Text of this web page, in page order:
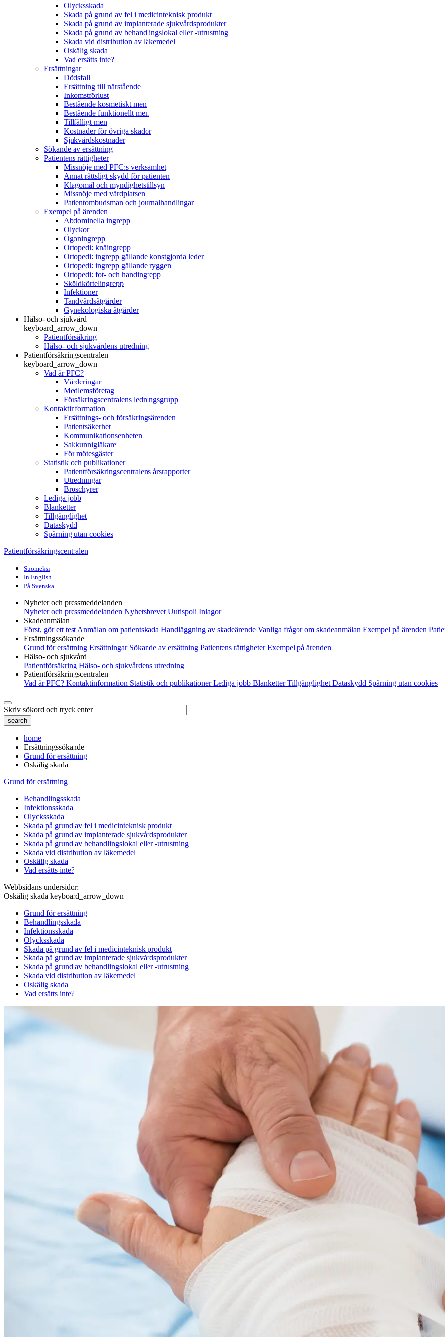
Olycksskada
Skada på grund av fel i medicinteknisk produkt
Skada på grund av implanterade sjukvårdsprodukter
Skada på grund av behandlingslokal eller -utrustning
Skada vid distribution av läkemedel
Oskälig skada
Vad ersätts inte?
Ersättningar
Dödsfall
Ersättning till närstående
Inkomstförlust
Bestående kosmetiskt men
Bestående funktionellt men
Tillfälligt men
Kostnader för övriga skador
Sjukvårdskostnader
Sökande av ersättning
Patientens rättigheter
Missnöje med PFC:s verksamhet
Annat rättsligt skydd för patienten
Klagomål och myndighetstillsyn
Missnöje med vårdplatsen
Patientombudsman och journalhandlingar
Exempel på ärenden
Abdominella ingrepp
Olyckor
Ögoningrepp
Ortopedi: knäingrepp
Ortopedi: ingrepp gällande konstgjorda leder
Ortopedi: ingrepp gällande ryggen
Ortopedi: fot- och handingrepp
Sköldkörtelingrepp
Infektioner
Tandvårdsåtgärder
Gynekologiska åtgärder
Hälso- och sjukvård
keyboard_arrow_down
Patientförsäkring
Hälso- och sjukvårdens utredning
Patientförsäkringscentralen
keyboard_arrow_down
Vad är PFC?
Värderingar
Medlemsföretag
Försäkringscentralens ledningsgrupp
Kontaktinformation
Ersättnings- och försäkringsärenden
Patientsäkerhet
Kommunikationsenheten
Sakkunnigläkare
För mötesgäster
Statistik och publikationer
Patientförsäkringscentralens årsrapporter
Utredningar
Broschyrer
Lediga jobb
Blanketter
Tillgänglighet
Dataskydd
Spårning utan cookies
Patientförsäkringscentralen
Suomeksi
In English
På Svenska
Nyheter och pressmeddelanden
Nyheter och pressmeddelanden Nyhetsbrevet Uutispoli Inlagor
Skadeanmälan
Först, gör ett test Anmälan om patientskada Handläggning av skadeärende Vanliga frågor om skadeanmälan Exempel på ärenden
Ersättningssökande
Grund för ersättning Ersättningar Sökande av ersättning Patientens rättigheterExempel på ärenden
Hälso- och sjukvård
Patientförsäkring Hälso- och sjukvårdens utredning
Patientförsäkringscentralen
Vad är PFC? Kontaktinformation Statistik och publikationerLediga jobb BlanketterTillgänglighet Dataskydd Spårning utan cookies
Skriv sökord och tryck enter
home
Ersättningssökande
Grund för ersättning
Oskälig skada
Grund för ersättning
Behandlingsskada
Infektionsskada
Olycksskada
Skada på grund av fel i medicinteknisk produkt
Skada på grund av implanterade sjukvårdsprodukter
Skada på grund av behandlingslokal eller -utrustning
Skada vid distribution av läkemedel
Oskälig skada
Vad ersätts inte?
Webbsidans undersidor:
Oskälig skada keyboard_arrow_down
Grund för ersättning
Behandlingsskada
Infektionsskada
Olycksskada
Skada på grund av fel i medicinteknisk produkt
Skada på grund av implanterade sjukvårdsprodukter
Skada på grund av behandlingslokal eller -utrustning
Skada vid distribution av läkemedel
Oskälig skada
Vad ersätts inte?